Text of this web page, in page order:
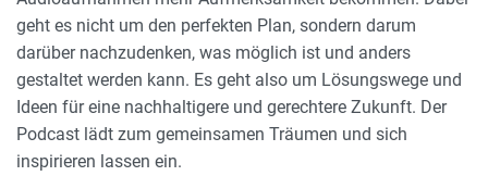
geht es nicht um den perfekten Plan, sondern darum
darüber nachzudenken, was möglich ist und anders
gestaltet werden kann. Es geht also um Lösungswege und
Ideen für eine nachhaltigere und gerechtere Zukunft. Der
Podcast lädt zum gemeinsamen Träumen und sich
inspirieren lassen ein.